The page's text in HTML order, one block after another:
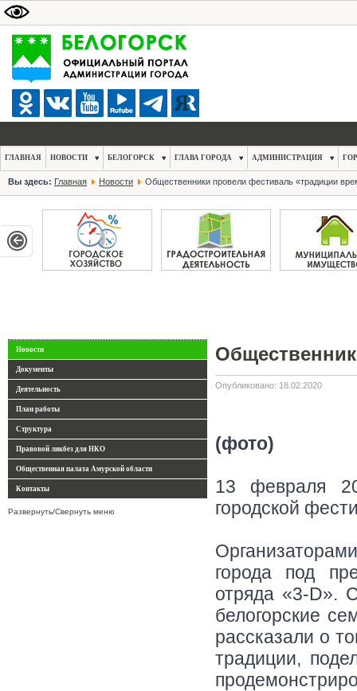
ГЛАВНАЯ НОВОСТИ БЕЛОГОРСК ГЛАВА ГОРОДА АДМИНИСТРАЦИЯ
Вы здесь: Главная Новости Общественники провели фестиваль «традиции
Новости
Документы
Деятельность
План работы
Структура
Правовой ликбез для НКО
Общественная палата Амурской области
Контакты
Развернуть/Свернуть меню
Опубликовано: 18.02.2020
(фото)
13 февраля
городской
города под
отряда «3-D».
белогорские
рассказали о
традиции,